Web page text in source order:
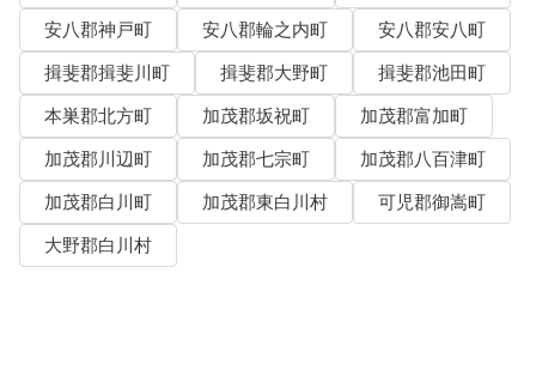
安八郡神戸町
安八郡輪之内町
安八郡安八町
揖斐郡揖斐川町
揖斐郡大野町
揖斐郡池田町
本巣郡北方町
加茂郡坂祝町
加茂郡富加町
加茂郡川辺町
加茂郡七宗町
加茂郡八百津町
加茂郡白川町
加茂郡東白川村
可児郡御嵩町
大野郡白川村